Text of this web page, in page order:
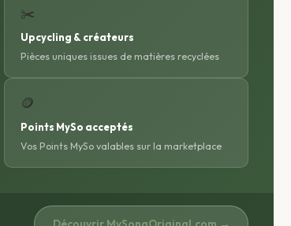
✂️
Upcycling & créateurs
Pièces uniques issues de matières recyclées
🪙
Points MySo acceptés
Vos Points MySo valables sur la marketplace